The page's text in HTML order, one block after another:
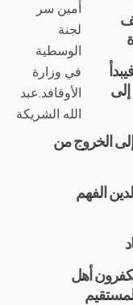
أمين سر
لجنة
الوسطية
في وزارة
الأوقافد.عبد
الله الشريكة
الخروج من
الفهم
أهل